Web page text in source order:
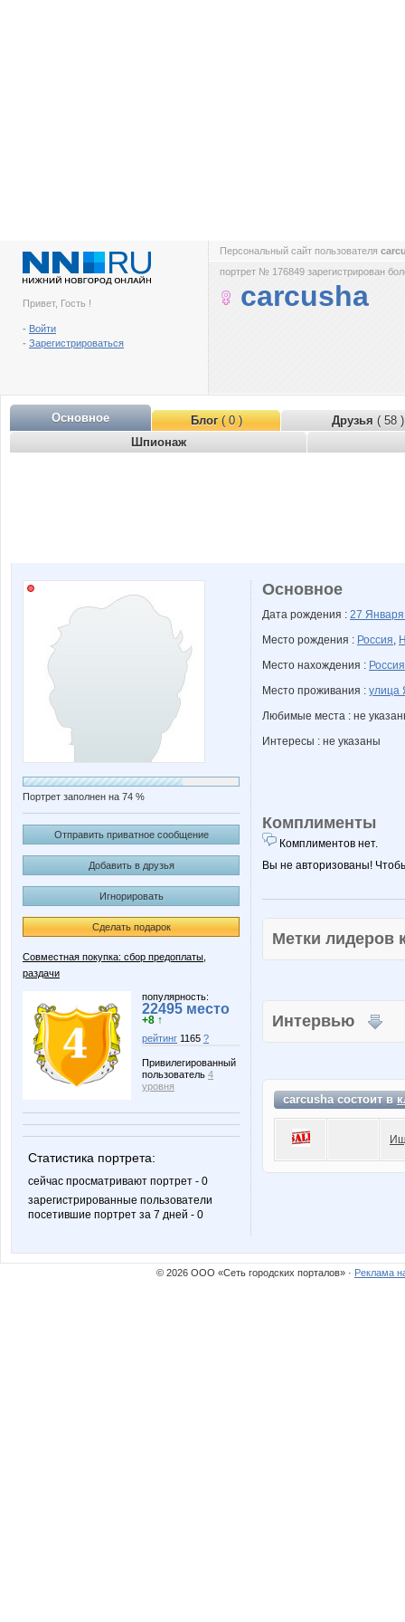
Привет, Гость !
- Войти
- Зарегистрироваться
Персональный сайт пользователя
портрет № 176849 зарегистрирован
carcusha
Основное Блог( 0 ) Друзья ( 58 )
Шпионаж
Портрет заполнен на 74 %
Отправить приватное сообщение
Добавить в друзья
Игнорировать
Сделать подарок
Совместная покупка: сбор предоплаты,
раздачи
популярность:
22495 место
+8 ↑
рейтинг 1165 ?
Привилегированный
пользователь 4
уровня
Статистика портрета:
сейчас просматривают портрет - 0
зарегистрированные пользователи
посетившие портрет за 7 дней - 0
Основное
Дата рождения : 27
Место рождения : Россия,
Место нахождения : Россия
Место проживания : улица
Любимые места : не
Интересы : не указаны
Комплименты
Комплиментов нет.
Вы не авторизованы!
Метки
Интервью
carcusha состоит в
© 2026 ООО «Сеть городских порталов» · Реклама